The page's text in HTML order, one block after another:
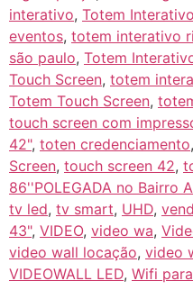
interativo, Totem
eventos, totem interativo
são paulo, Totem
Touch Screen, totem
Totem Touch Screen,
touch screen com
42", toten credenciamento,
Screen, touch screen 42,
86''POLEGADA no Bairro‎
tv led, tv smart, UHD,
43", VIDEO, video wa,
video wall locação, video
VIDEOWALL LED, Wifi